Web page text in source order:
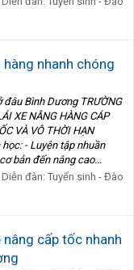
hàng nhanh chóng
Bình Dương TRƯỜNG
XE NÂNG HÀNG CÁP
VÀ VÔ THỜI HẠN
- Luyện tập nhuần
bản đến nâng cao...
Diễn đàn: Tuyển sinh - Đào
cấp tốc nhanh